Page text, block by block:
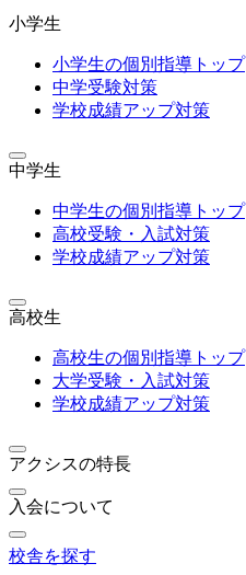
小学生
小学生の個別指導トップ
中学受験対策
学校成績アップ対策
中学生
中学生の個別指導トップ
高校受験・入試対策
学校成績アップ対策
高校生
高校生の個別指導トップ
大学受験・入試対策
学校成績アップ対策
アクシスの特長
入会について
校舎を探す